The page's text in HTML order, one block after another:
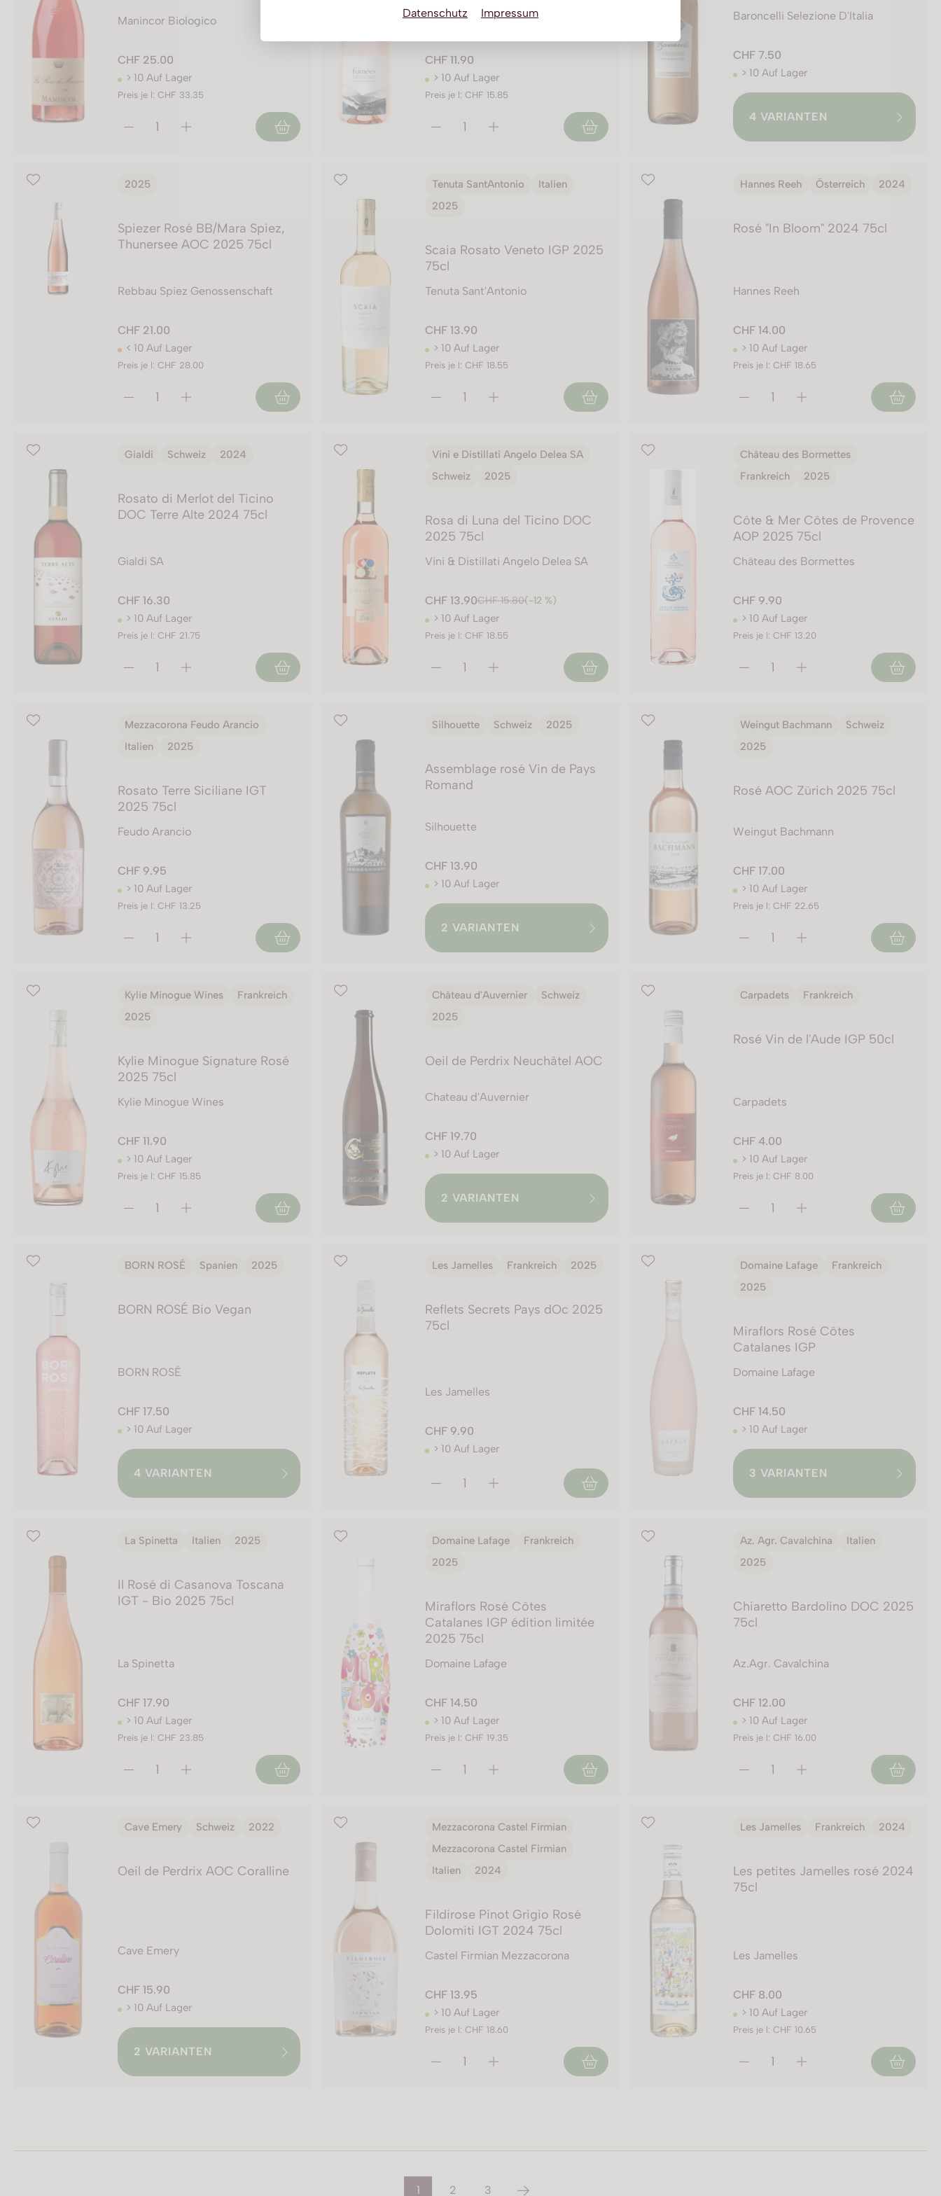
Datenschutz Impressum
Manincor Biologico
CHF 25.00
> 10 Auf Lager
Preis je l: CHF 33.35
Francois Lurton
CHF 11.90
> 10 Auf Lager
Preis je l: CHF 15.85
Baroncelli Selezione D'Italia
CHF 7.50
> 10 Auf Lager
4 VARIANTEN
2025
Spiezer Rosé BB/Mara Spiez,
Thunersee AOC 2025 75cl
Rebbau Spiez Genossenschaft
CHF 21.00
< 10 Auf Lager
Preis je l: CHF 28.00
Tenuta SantAntonio
Italien
2025
Scaia Rosato Veneto IGP 2025
75cl
Tenuta Sant'Antonio
CHF 13.90
> 10 Auf Lager
Preis je l: CHF 18.55
Hannes Reeh Österreich 2024
Rosé "In Bloom" 2024 75cl
Hannes Reeh
CHF 14.00
> 10 Auf Lager
Preis je l: CHF 18.65
Gialdi Schweiz 2024
Rosato di Merlot del Ticino
DOC Terre Alte 2024 75cl
Gialdi SA
CHF 16.30
> 10 Auf Lager
Preis je l: CHF 21.75
Vini e Distillati Angelo Delea SA
Schweiz
2025
Rosa di Luna del Ticino DOC
2025 75cl
Vini & Distillati Angelo Delea SA
CHF 13.90CHF 15.80(-12 %)
> 10 Auf Lager
Preis je l: CHF 18.55
Château des Bormettes
Frankreich
2025
Côte & Mer Côtes de Provence
AOP 2025 75cl
Château des Bormettes
CHF 9.90
> 10 Auf Lager
Preis je l: CHF 13.20
Mezzacorona Feudo Arancio
Italien
2025
Rosato Terre Siciliane IGT
2025 75cl
Feudo Arancio
CHF 9.95
> 10 Auf Lager
Preis je l: CHF 13.25
Silhouette Schweiz 2025
Assemblage rosé Vin de Pays
Romand
Silhouette
CHF 13.90
> 10 Auf Lager
2 VARIANTEN
Weingut Bachmann
Schweiz
2025
Rosé AOC Zürich 2025 75cl
Weingut Bachmann
CHF 17.00
> 10 Auf Lager
Preis je l: CHF 22.65
Kylie Minogue Wines
Frankreich
2025
Kylie Minogue Signature Rosé
2025 75cl
Kylie Minogue Wines
CHF 11.90
> 10 Auf Lager
Preis je l: CHF 15.85
Château d'Auvernier
Schweiz
2025
Oeil de Perdrix Neuchâtel AOC
Chateau d'Auvernier
CHF 19.70
> 10 Auf Lager
2 VARIANTEN
Carpadets Frankreich
Rosé Vin de l'Aude IGP 50cl
Carpadets
CHF 4.00
> 10 Auf Lager
Preis je l: CHF 8.00
BORN ROSÉ Spanien 2025
BORN ROSÉ Bio Vegan
BORN ROSÉ
CHF 17.50
> 10 Auf Lager
4 VARIANTEN
Les Jamelles Frankreich 2025
Reflets Secrets Pays dOc 2025
75cl
Les Jamelles
CHF 9.90
> 10 Auf Lager
Domaine Lafage
Frankreich
2025
Miraflors Rosé Côtes
Catalanes IGP
Domaine Lafage
CHF 14.50
> 10 Auf Lager
3 VARIANTEN
La Spinetta Italien 2025
Il Rosé di Casanova Toscana
IGT - Bio 2025 75cl
La Spinetta
CHF 17.90
> 10 Auf Lager
Preis je l: CHF 23.85
Domaine Lafage
Frankreich
2025
Miraflors Rosé Côtes
Catalanes IGP édition limitée
2025 75cl
Domaine Lafage
CHF 14.50
> 10 Auf Lager
Preis je l: CHF 19.35
Az. Agr. Cavalchina
Italien
2025
Chiaretto Bardolino DOC 2025
75cl
Az.Agr. Cavalchina
CHF 12.00
> 10 Auf Lager
Preis je l: CHF 16.00
Cave Emery Schweiz 2022
Oeil de Perdrix AOC Coralline
Cave Emery
CHF 15.90
> 10 Auf Lager
2 VARIANTEN
Mezzacorona Castel Firmian
Mezzacorona Castel Firmian
Italien
2024
Fildirose Pinot Grigio Rosé
Dolomiti IGT 2024 75cl
Castel Firmian Mezzacorona
CHF 13.95
> 10 Auf Lager
Preis je l: CHF 18.60
Les Jamelles Frankreich 2024
Les petites Jamelles rosé 2024
75cl
Les Jamelles
CHF 8.00
> 10 Auf Lager
Preis je l: CHF 10.65
1 2 3
Likörweine
Obstbrand
Brandy | Weinbrand
Wermut